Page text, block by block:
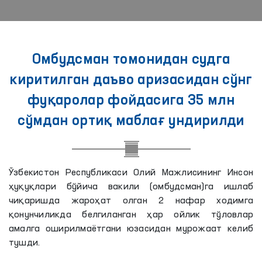
Омбудсман томонидан судга
киритилган даъво аризасидан сўнг
фуқаролар фойдасига 35 млн
сўмдан ортиқ маблағ ундирилди
Ўзбекистон Республикаси Олий Мажлисининг Инсон
ҳуқуқлари бўйича вакили (омбудсман)га ишлаб
чиқаришда жароҳат олган 2 нафар ходимга
қонунчиликда белгиланган ҳар ойлик тўловлар
амалга оширилмаётгани юзасидан мурожаат келиб
тушди.